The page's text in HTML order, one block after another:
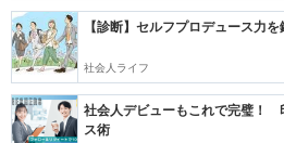
【診断】セルフプロデュース力
社会人ライフ
社会人デビューもこれで完璧！
ス術